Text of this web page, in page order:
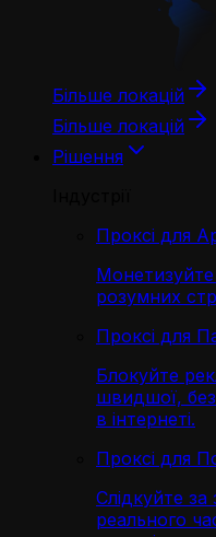
Більше локацій
Більше локацій
Рішення
Проксі для
розумних
Проксі для
Блокуйте
швидшої,
в інтернеті.
Проксі для
Слідкуйте за
реального